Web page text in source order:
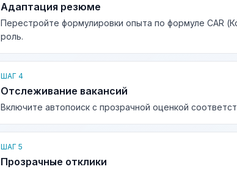
Адаптация резюме
Перестройте формулировки опыта по формуле CAR
роль.
ШАГ 4
Отслеживание вакансий
Включите автопоиск с прозрачной оценкой
ШАГ 5
Прозрачные отклики